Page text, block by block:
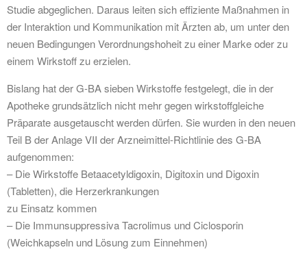
Studie abgeglichen. Daraus leiten sich effiziente Maßnahmen in
der Interaktion und Kommunikation mit Ärzten ab, um unter den
neuen Bedingungen Verordnungshoheit zu einer Marke oder zu
einem Wirkstoff zu erzielen.
Bislang hat der G-BA sieben Wirkstoffe festgelegt, die in der
Apotheke grundsätzlich nicht mehr gegen wirkstoffgleiche
Präparate ausgetauscht werden dürfen. Sie wurden in den neuen
Teil B der Anlage VII der Arzneimittel-Richtlinie des G-BA
aufgenommen:
– Die Wirkstoffe Betaacetyldigoxin, Digitoxin und Digoxin
(Tabletten), die Herzerkrankungen
zu Einsatz kommen
– Die Immunsuppressiva Tacrolimus und Ciclosporin
(Weichkapseln und Lösung zum Einnehmen)